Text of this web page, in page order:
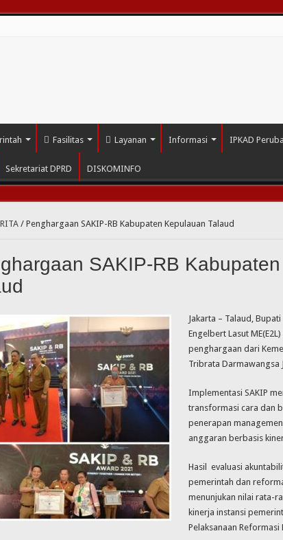
Fasilitas Layanan Informasi IPKAD
Sekretariat DPRD DISKOMINFO
/ Penghargaan SAKIP-RB Kabupaten Kepulauan Talaud
SAKIP-RB
Jakarta – Talaud,
Engelbert Lasut
penghargaan dari
Tribrata Darmawangsa
Implementasi SAKIP
transformasi cara dan
penerapan
anggaran berbasis
Hasil evaluasi
pemerintah dan
menunjukan nilai rata-
kinerja instansi
Pelaksanaan Reformasi